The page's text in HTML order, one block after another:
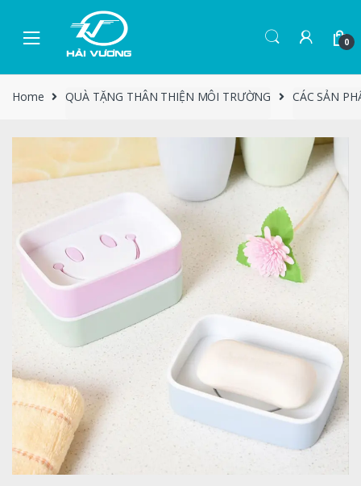
0
Home QUÀ TẶNG THÂN THIỆN MÔI TRƯỜNG CÁC SẢN